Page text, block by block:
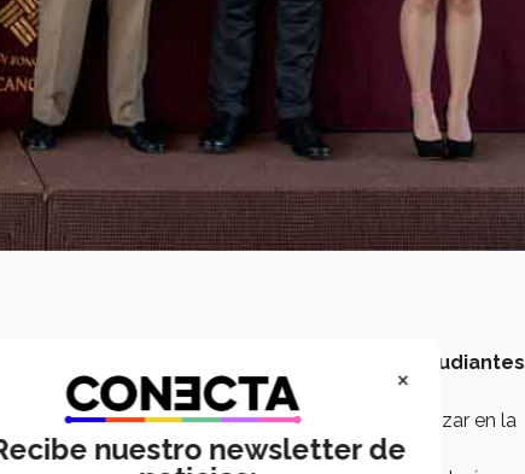
primera generación de estudiantes
de Monterrey.
sino generar nuevos conocimientos, avanzar en la
×
nuestro newsletter de